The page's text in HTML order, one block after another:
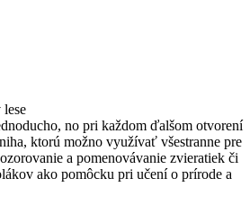
no pri každom ďalšom otvorení
ktorú možno využívať všestranne pre
a pomenovávanie zvieratiek či
ako pomôcku pri učení o prírode a